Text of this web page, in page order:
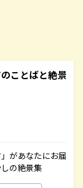
ことばと絶景
があなたにお届
の絶景集